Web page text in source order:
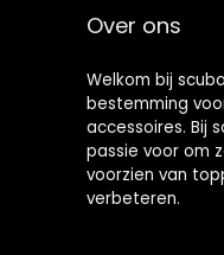
Over ons
Welkom bij
bestemming
accessoires. Bij
passie voor om
voorzien van
verbeteren.